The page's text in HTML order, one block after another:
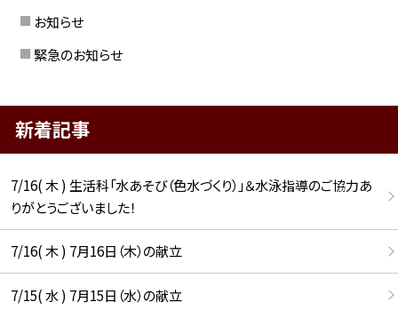
お知らせ
緊急のお知らせ
新着記事
7/16( 木 ) 生活科「水あそび（色水づくり）」＆水泳指導のご協力あ
りがとうございました！
7/16( 木 ) 7月16日（木）の献立
7/15( 水 ) 7月15日（水）の献立